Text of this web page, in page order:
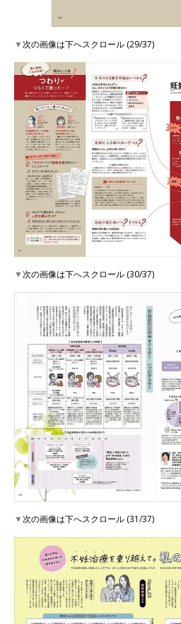
▼次の画像は下へスクロール (29/37)
▼次の画像は下へスクロール (30/37)
▼次の画像は下へスクロール (31/37)